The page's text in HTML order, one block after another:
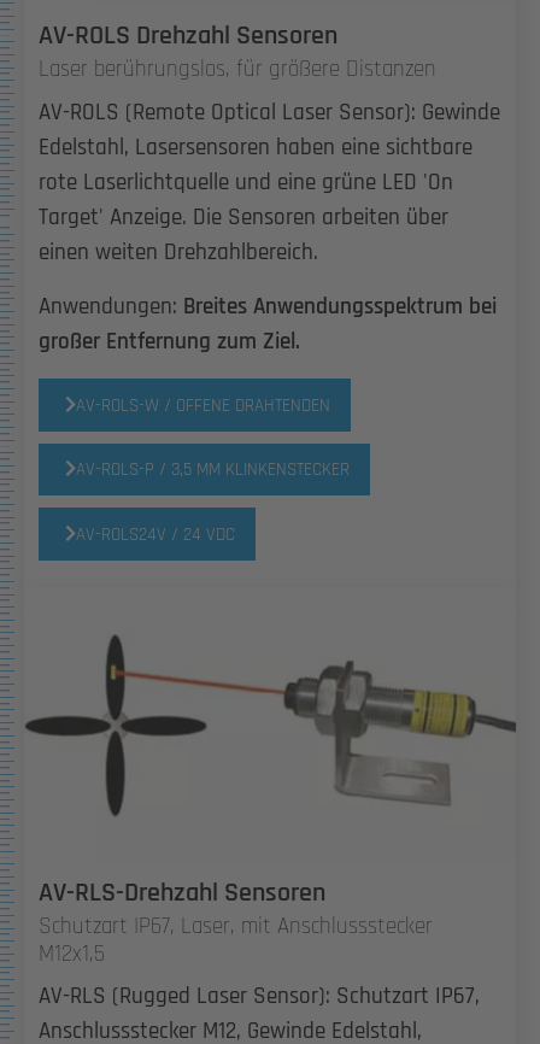
AV-ROLS Drehzahl Sensoren
Laser berührungslos, für größere Distanzen
AV-ROLS (Remote Optical Laser Sensor): Gewinde
Edelstahl, Lasersensoren haben eine sichtbare
rote Laserlichtquelle und eine grüne LED 'On
Target' Anzeige. Die Sensoren arbeiten über
einen weiten Drehzahlbereich.
Anwendungen: Breites Anwendungsspektrum bei
großer Entfernung zum Ziel.
AV-ROLS-W / OFFENE DRAHTENDEN
AV-ROLS-P / 3,5 MM KLINKENSTECKER
AV-ROLS24V / 24 VDC
AV-RLS-Drehzahl Sensoren
Schutzart IP67, Laser, mit Anschlussstecker
M12x1,5
AV-RLS (Rugged Laser Sensor): Schutzart IP67,
Anschlussstecker M12, Gewinde Edelstahl,